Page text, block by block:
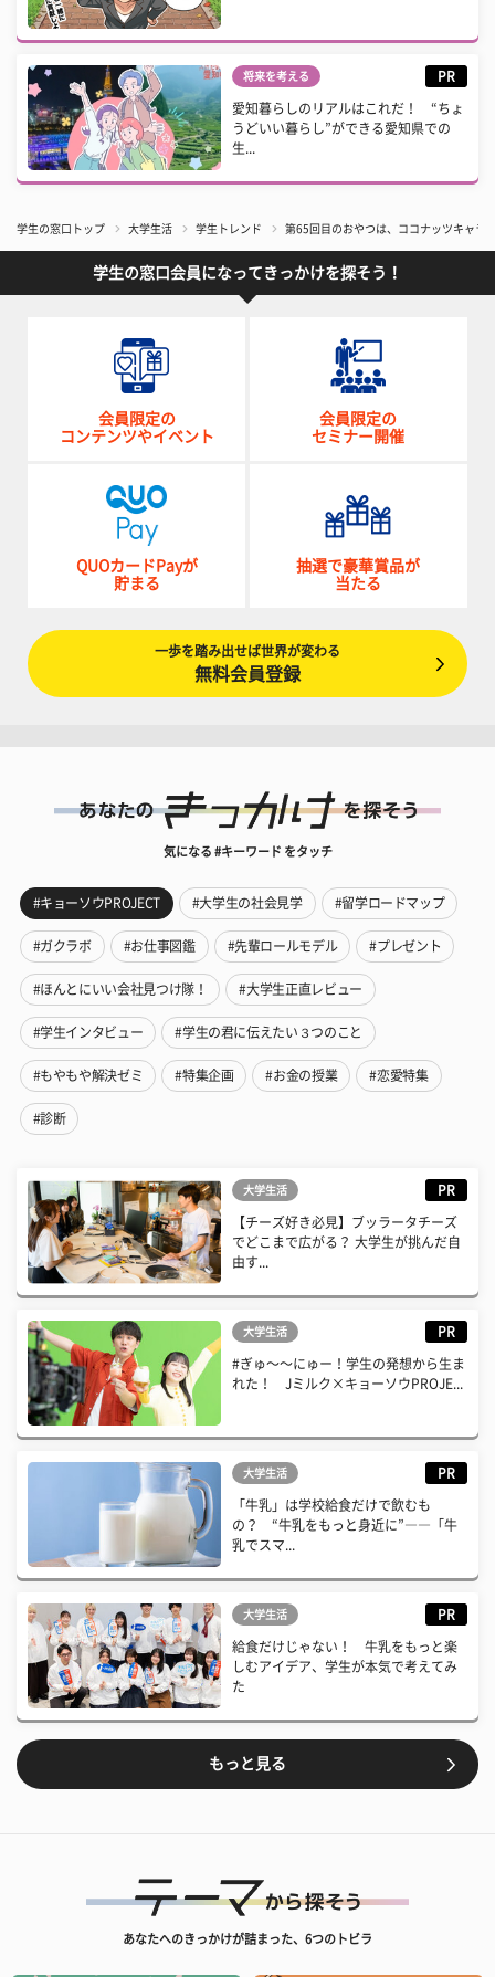
将来を考える PR
愛知暮らしのリアルはこれだ！ “ちょ
うどいい暮らし”ができる愛知県での
生...
学生の窓口トップ 大学生活 学生トレンド 第65回目のおやつは、ココナッツキャラ
学生の窓口会員になってきっかけを探そう！
会員限定の
コンテンツやイベント
会員限定の
セミナー開催
QUOカードPayが
貯まる
抽選で豪華賞品が
当たる
一歩を踏み出せば世界が変わる
無料会員登録
気になる #キーワード をタッチ
#キョーソウPROJECT #大学生の社会見学 #留学ロードマップ
#ガクラボ #お仕事図鑑 #先輩ロールモデル #プレゼント
#ほんとにいい会社見つけ隊！ #大学生正直レビュー
#学生インタビュー #学生の君に伝えたい３つのこと
#もやもや解決ゼミ #特集企画 #お金の授業 #恋愛特集
#診断
大学生活 PR
【チーズ好き必見】ブッラータチーズ
でどこまで広がる？ 大学生が挑んだ自
由す...
大学生活 PR
#ぎゅ〜〜にゅー！学生の発想から生ま
れた！ Jミルク×キョーソウPROJE...
大学生活 PR
「牛乳」は学校給食だけで飲むも
の？ “牛乳をもっと身近に”――「牛
乳でスマ...
大学生活 PR
給食だけじゃない！ 牛乳をもっと楽
しむアイデア、学生が本気で考えてみ
た
もっと見る
あなたへのきっかけが詰まった、6つのトビラ